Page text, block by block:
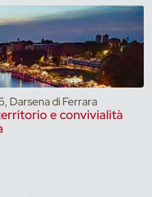
Darsena di Ferrara
e convivialità